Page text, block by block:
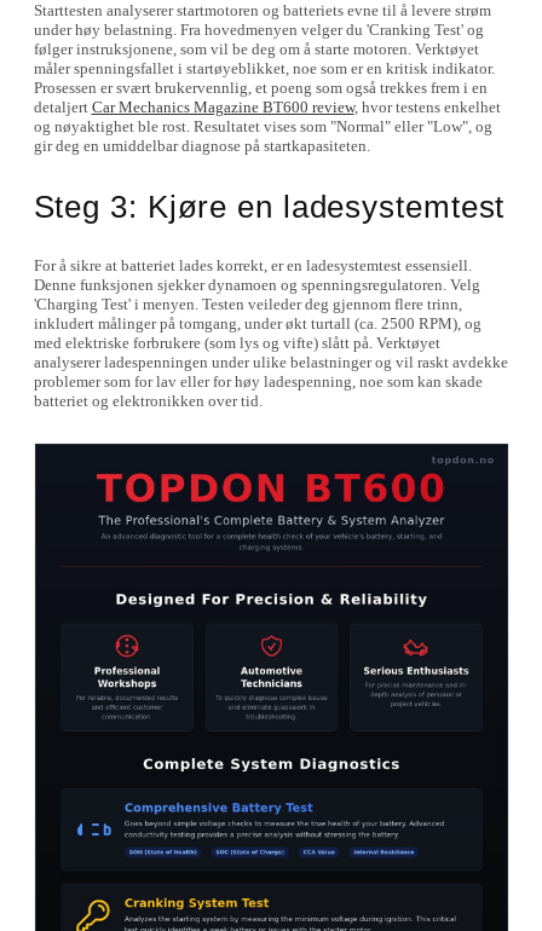
Starttesten analyserer startmotoren og batteriets evne til å levere strøm
under høy belastning. Fra hovedmenyen velger du 'Cranking Test' og
følger instruksjonene, som vil be deg om å starte motoren. Verktøyet
måler spenningsfallet i startøyeblikket, noe som er en kritisk indikator.
Prosessen er svært brukervennlig, et poeng som også trekkes frem i en
detaljert Car Mechanics Magazine BT600 review, hvor testens enkelhet
og nøyaktighet ble rost. Resultatet vises som "Normal" eller "Low", og
gir deg en umiddelbar diagnose på startkapasiteten.
Steg 3: Kjøre en ladesystemtest
For å sikre at batteriet lades korrekt, er en ladesystemtest essensiell.
Denne funksjonen sjekker dynamoen og spenningsregulatoren. Velg
'Charging Test' i menyen. Testen veileder deg gjennom flere trinn,
inkludert målinger på tomgang, under økt turtall (ca. 2500 RPM), og
med elektriske forbrukere (som lys og vifte) slått på. Verktøyet
analyserer ladespenningen under ulike belastninger og vil raskt avdekke
problemer som for lav eller for høy ladespenning, noe som kan skade
batteriet og elektronikken over tid.